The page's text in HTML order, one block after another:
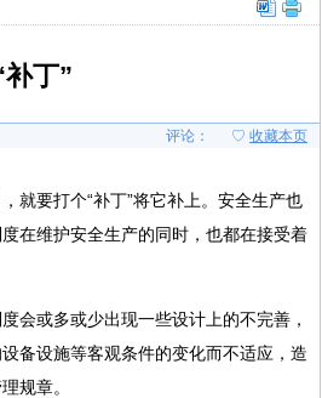
丁”
评论： ♡ 收藏本页
要打个“补丁”将它补上。安全生产也
在维护安全生产的同时，也都在接受着
或多或少出现一些设计上的不完善，
备设施等客观条件的变化而不适应，造
规章。